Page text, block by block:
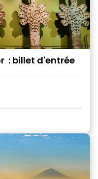
: billet d'entrée